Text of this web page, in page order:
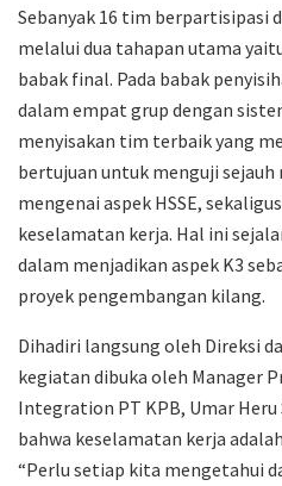
Sebanyak 16 tim berpartisipasi
melalui dua tahapan utama
babak final. Pada babak
dalam empat grup dengan
menyisakan tim terbaik yang
bertujuan untuk menguji sejauh
mengenai aspek HSSE,
keselamatan kerja. Hal ini
dalam menjadikan aspek K3
proyek pengembangan kilang.
Dihadiri langsung oleh Direksi
kegiatan dibuka oleh Manager
Integration PT KPB, Umar Heru
bahwa keselamatan kerja
“Perlu setiap kita mengetahui